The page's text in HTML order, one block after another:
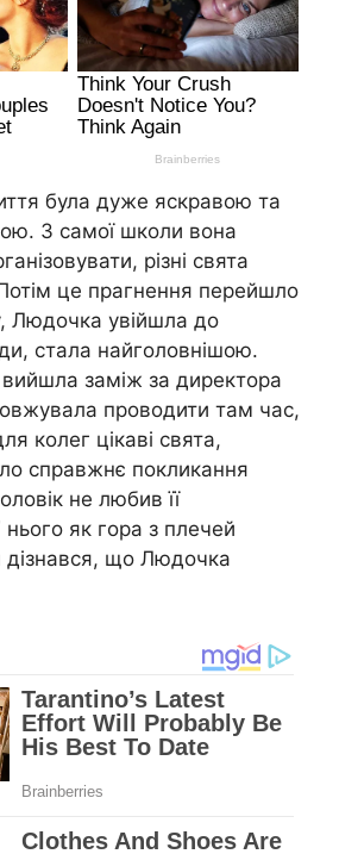
була дуже яскравою та
З самої школи вона
різні свята
це прагнення перейшло
Людочка увійшла до
стала найголовнішою.
заміж за директора
проводити там час,
колег цікаві свята,
справжнє покликання
не любив її
нього як гора з плечей
дізнався, що Людочка